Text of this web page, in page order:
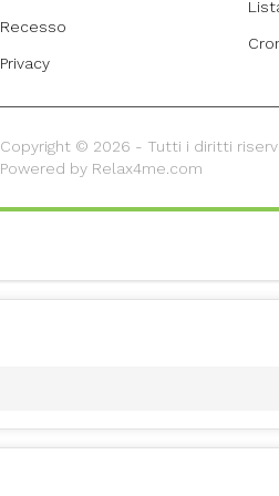
Recesso
Privacy
Copyright © 2026 - Tutti i diritti
Powered by Relax4me.com